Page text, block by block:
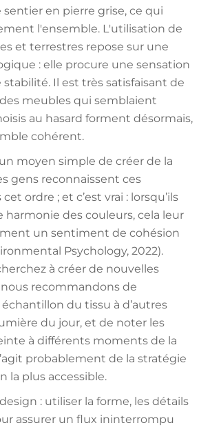
sentier en pierre grise, ce qui
l'ensemble. L'utilisation de
et terrestres repose sur une
: elle procure une sensation
Il est très satisfaisant de
meubles qui semblaient
au hasard forment désormais,
cohérent.
moyen simple de créer de la
gens reconnaissent ces
ordre ; et c’est vrai : lorsqu’ils
harmonie des couleurs, cela leur
un sentiment de cohésion
Psychology, 2022).
à créer de nouvelles
recommandons de
du tissu à d’autres
du jour, et de noter les
à différents moments de la
probablement de la stratégie
la plus accessible.
: utiliser la forme, les détails
assurer un flux ininterrompu